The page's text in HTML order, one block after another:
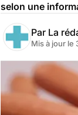
selon une
Par La
Mis à jour le